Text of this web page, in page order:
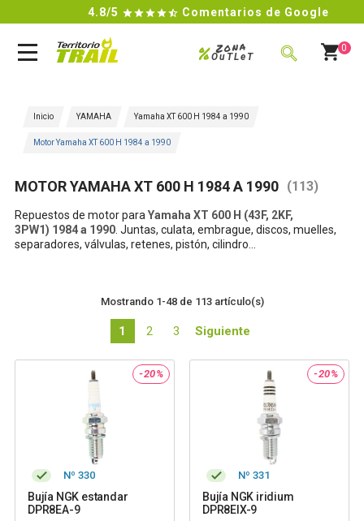
4.8/5Comentarios de Google
Zona
%OuTLeT
0
Inicio YAMAHA Yamaha XT 600 H 1984 a 1990
Motor Yamaha XT 600 H 1984 a 1990
MOTOR YAMAHA XT 600 H 1984 A 1990 (113)
Repuestos de motor para Yamaha XT 600 H (43F, 2KF,
3PW1) 1984 a 1990 . Juntas, culata, embrague, discos, muelles,
separadores, válvulas, retenes, pistón, cilindro...
Mostrando 1-48 de 113 artículo(s)
1 2 3 Siguiente
-20%
Nº 330
Bujía NGK estandar
DPR8EA-9
-20%
Nº 331
Bujía NGK iridium
DPR8EIX-9